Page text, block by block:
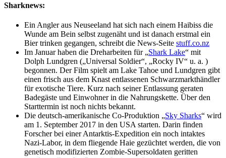
Sharknews:
Ein Angler aus Neuseeland hat sich nach einem Haibiss die
Wunde am Bein selbst zugenäht und ist danach erstmal ein
Bier trinken gegangen, schreibt die News-Seite stuff.co.nz
Im Januar haben die Dreharbeiten für „Shark Lake“ mit
Dolph Lundgren („Universal Soldier“, „Rocky IV“ u. a. )
begonnen. Der Film spielt am Lake Tahoe und Lundgren gibt
einen frisch aus dem Knast entlassenen Schwarzmarkthändler
für exotische Tiere. Kurz nach seiner Entlassung geraten
Badegäste und Einwohner in die Nahrungskette. Über den
Starttermin ist noch nichts bekannt.
Die deutsch-amerikanische Co-Produktion „Sky Sharks“ wird
am 1. September 2017 in den USA starten. Darin finden
Forscher bei einer Antarktis-Expedition ein noch intaktes
Nazi-Labor, in dem fliegende Haie gezüchtet werden, die von
genetisch modifizierten Zombie-Supersoldaten geritten